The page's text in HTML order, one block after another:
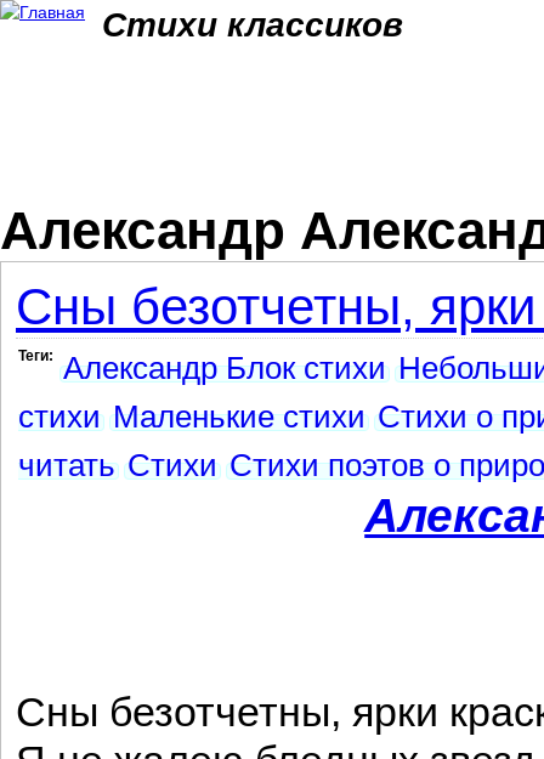
Стихи классиков
Александр
Сны безотчетны, ярки
Теги: Александр Блок стихи
стихи Маленькие стихи Стихи о
читать Стихи Стихи поэтов о
Сны безотчетны, ярки